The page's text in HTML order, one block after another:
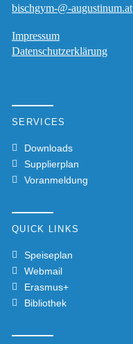
bischgym-@-augustinum.at
Impressum
Datenschutzerklärung
SERVICES
Downloads
Supplierplan
Voranmeldung
QUICK LINKS
Speiseplan
Webmail
Erasmus+
Bibliothek